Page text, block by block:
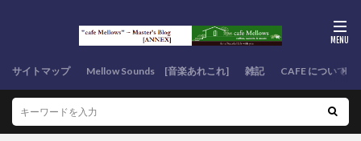
サイトマップ Mellow Sounds [音楽あれこれ] 雑記 CAFE について